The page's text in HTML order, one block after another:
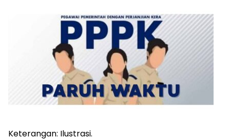
Keterangan: Ilustrasi.